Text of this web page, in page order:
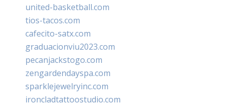
united-basketball.com
tios-tacos.com
cafecito-satx.com
graduacionviu2023.com
pecanjackstogo.com
zengardendayspa.com
sparklejewelryinc.com
ironcladtattoostudio.com